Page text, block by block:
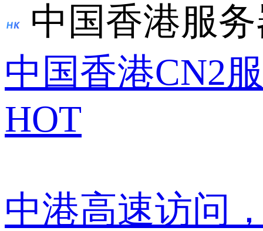
中国香港服
中国香港CN2
HOT
中港高速访问